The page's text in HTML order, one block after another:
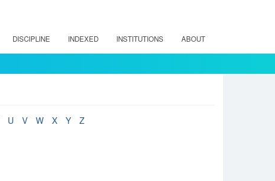
DISCIPLINE INDEXED INSTITUTIONS ABOUT
U V W X Y
Z